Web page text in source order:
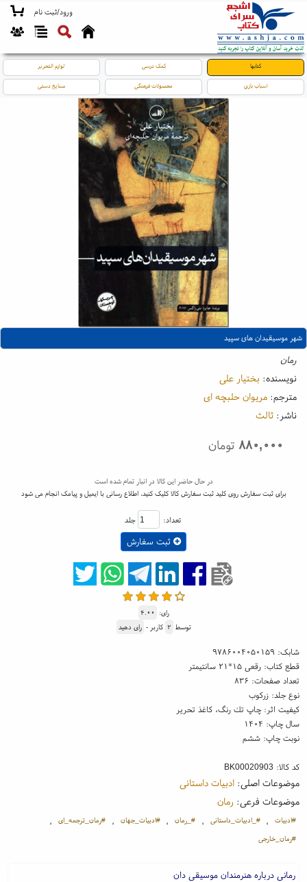
ورود/ثبت نام
کتابها کمک درسی لوازم التحریر
اسباب بازی محصولات فرهنگی صنایع دستی
شهر موسیقیدان های سپید
رمان
نویسنده: بختیار علی
مترجم: مریوان حلبچه ای
ناشر: ثالث
۸۸۰,۰۰۰ تومان
در حال حاضر این کالا در انبار تمام شده است
برای ثبت سفارش روی کلید ثبت سفارش کالا کلیک کنید، اطلاع رسانی با ایمیل و پیامک انجام می شود
تعداد: جلد
ثبت سفارش
رای: ۴.۰۰
توسط ۲ کاربر - رای دهید
شابک: ۹۷۸۶۰۰۴۰۵۰۱۵۹
قطع کتاب: رقعی ۱۵*۲۱ سانتیمتر
تعداد صفحات: ۸۳۶
نوع جلد: زرکوب
کیفیت اثر: چاپ تك رنگ، کاغذ تحریر
سال چاپ: ۱۴۰۴
نوبت چاپ: ششم
کد کالا: BK00020903
موضوعات اصلی:ادبیات داستانی
موضوعات فرعی: رمان
#ادبیات ، #‌_ادبیات_داستانی ، #‌_رمان ، #ادبیات_جهان ، #رمان_ترجمه_ای ،
#رمان_خارجی
رمانی درباره هنرمندان موسیقی دان